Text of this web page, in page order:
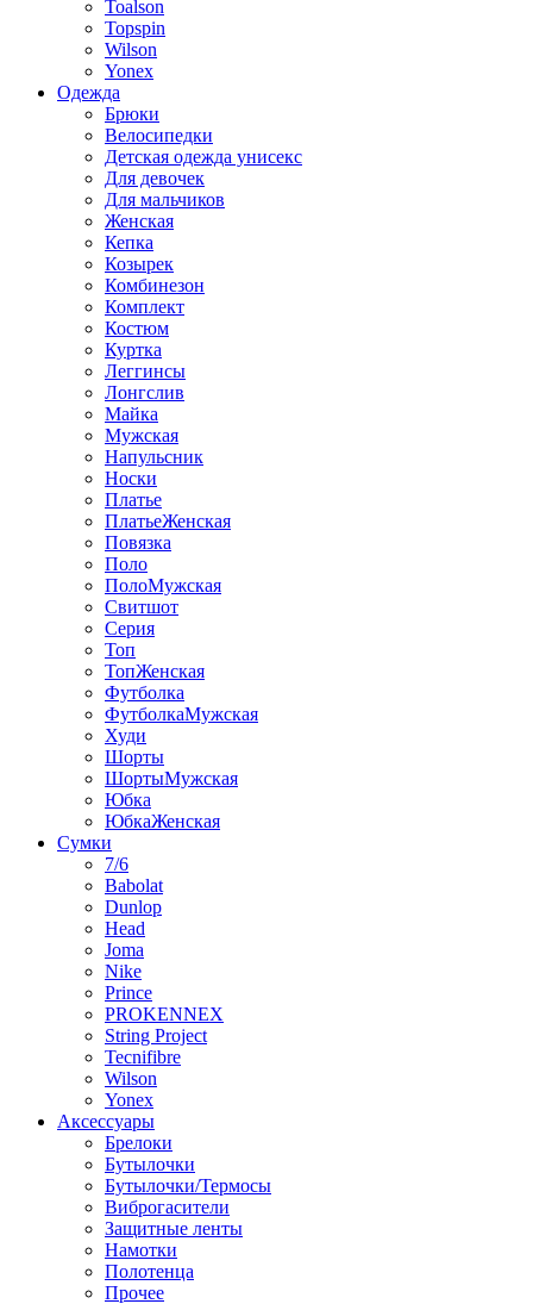
Toalson
Topspin
Wilson
Yonex
Одежда
Брюки
Велосипедки
Детская одежда унисекс
Для девочек
Для мальчиков
Женская
Кепка
Козырек
Комбинезон
Комплект
Костюм
Куртка
Леггинсы
Лонгслив
Майка
Мужская
Напульсник
Носки
Платье
ПлатьеЖенская
Повязка
Поло
ПолоМужская
Свитшот
Серия
Топ
ТопЖенская
Футболка
ФутболкаМужская
Худи
Шорты
ШортыМужская
Юбка
ЮбкаЖенская
Сумки
7/6
Babolat
Dunlop
Head
Joma
Nike
Prince
PROKENNEX
String Project
Tecnifibre
Wilson
Yonex
Аксессуары
Брелоки
Бутылочки
Бутылочки/Термосы
Виброгасители
Защитные ленты
Намотки
Полотенца
Прочее